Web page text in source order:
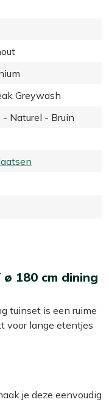
Greywash
- Naturel - Bruin
ø 180 cm dining
tuinset is een ruime
voor lange etentjes
met rope zitting
cm zorgt dat
en makkelijk bij de
je deze eenvoudig